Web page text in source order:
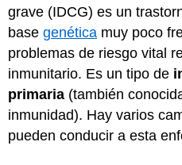
grave (IDCG) es un
base genética muy poco
problemas de riesgo vital
inmunitario. Es un tipo de
primaria (también
inmunidad). Hay varios
pueden conducir a esta